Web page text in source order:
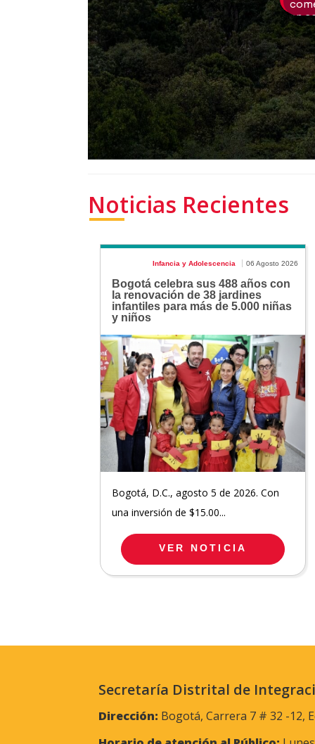
Noticias Recientes
Infancia y Adolescencia 06 Agosto 2026
Bogotá celebra sus 488 años con
la renovación de 38 jardines
infantiles para más de 5.000 niñas
y niños
Bogotá, D.C., agosto 5 de 2026. Con
una inversión de $15.00...
VER NOTICIA
Secretaría Distrital de
Dirección: Bogotá, Carrera 7 # 32 -12,